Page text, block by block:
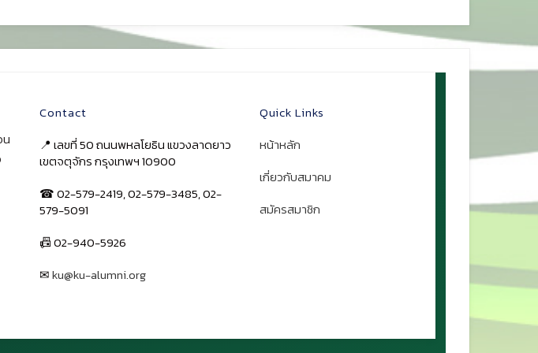
น
Contact
📍 เลขที่ 50 ถนนพหลโยธิน แขวงลาดยาว
เขตจตุจักร กรุงเทพฯ 10900
☎ 02-579-2419, 02-579-3485, 02-
579-5091
📠 02-940-5926
✉ku@ku-alumni.org
Quick Links
หน้าหลัก
เกี่ยวกับสมาคม
สมัครสมาชิก